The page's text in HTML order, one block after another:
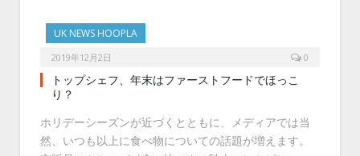
UK NEWS HOOPLA
2019年12月2日 0
トップシェフ、年末はファーストフードでほっこ
り？
ホリデーシーズンが近づくとともに、メディアでは当
然、いつも以上に食べ物についての話題が増えます。